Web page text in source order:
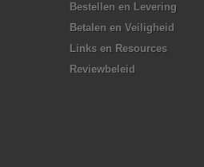
Bestellen en Levering
Betalen en Veiligheid
Links en Resources
Reviewbeleid